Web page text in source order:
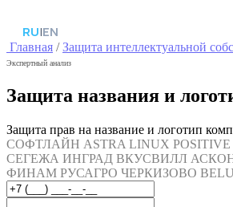
RU|EN
Главная /Защита интеллектуальной
Экспертный анализ
Защита названия и
Защита прав на название и логотип
СОФТЛАЙН ASTRA LINUX
СЕГЕЖА ИНГРАД ВКУСВИЛЛ
ФИНАМ РУСАГРО ЧЕРКИЗОВО